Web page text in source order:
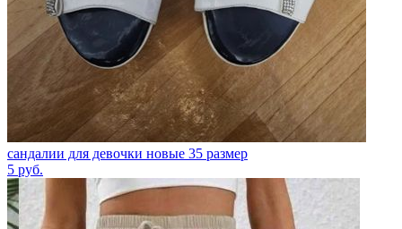
сандалии для девочки новые 35 размер
5 руб.